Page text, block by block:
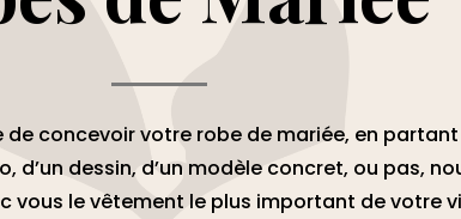
de concevoir votre robe de mariée, en partant
d’un dessin, d’un modèle concret, ou pas,
vous le vêtement le plus important de votre